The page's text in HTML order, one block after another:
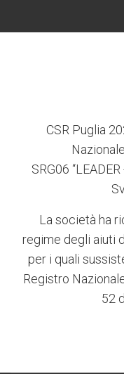
CSR Puglia
SRG06
La società ha
regime degli aiuti
per i quali
Registro
52